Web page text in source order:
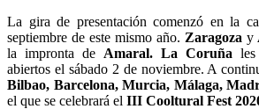
La gira de presentación comenzó en la
septiembre de este mismo año. Zaragoza y
la impronta de Amaral. La Coruña
abiertos el sábado 2 de noviembre. A
Bilbao, Barcelona, Murcia, Málaga,
el que se celebrará el III Cooltural Fest